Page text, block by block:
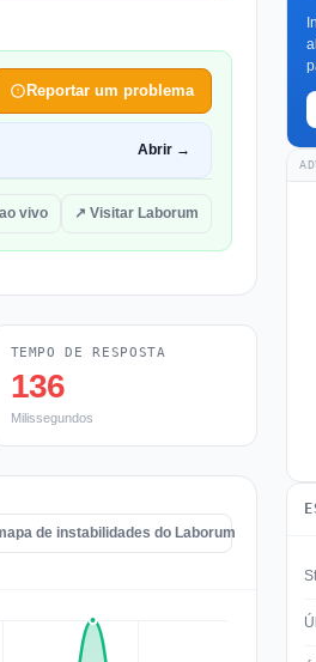
Reportar um problema
Abrir →
vivo ↗ Visitar Laborum
TEMPO DE RESPOSTA
136
Milissegundos
de instabilidades do Laborum